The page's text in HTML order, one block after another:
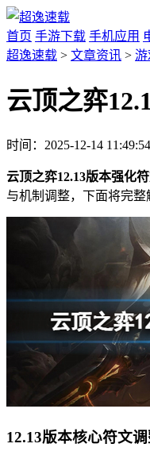
首页 手游下载 手机应用
超逸速载 > 文章资讯 > 游
云顶之弈
时间：2025-12-14 11:49:54
云顶之弈12.13版本强化
与机制调整，下面将完整
12.13版本核心符文